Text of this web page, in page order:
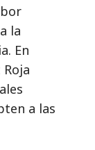
la
En
a las